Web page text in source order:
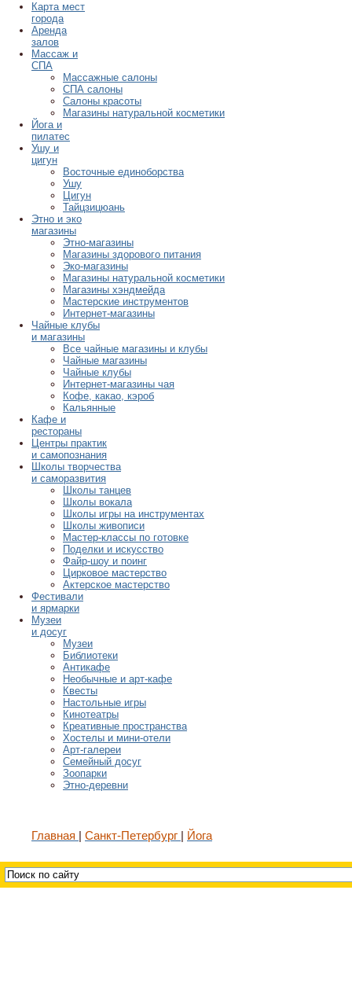
Карта мест
города
Аренда
залов
Массаж и
СПА
Массажные салоны
СПА салоны
Салоны красоты
Магазины натуральной косметики
Йога и
пилатес
Ушу и
цигун
Восточные единоборства
Ушу
Цигун
Тайцзицюань
Этно и эко
магазины
Этно-магазины
Магазины здорового питания
Эко-магазины
Магазины натуральной косметики
Магазины хэндмейда
Мастерские инструментов
Интернет-магазины
Чайные клубы
и магазины
Все чайные магазины и клубы
Чайные магазины
Чайные клубы
Интернет-магазины чая
Кофе, какао, кэроб
Кальянные
Кафе и
рестораны
Центры практик
и самопознания
Школы творчества
и саморазвития
Школы танцев
Школы вокала
Школы игры на инструментах
Школы живописи
Мастер-классы по готовке
Поделки и искусство
Файр-шоу и поинг
Цирковое мастерство
Актерское мастерство
Фестивали
и ярмарки
Музеи
и досуг
Музеи
Библиотеки
Антикафе
Необычные и арт-кафе
Квесты
Настольные игры
Кинотеатры
Креативные пространства
Хостелы и мини-отели
Арт-галереи
Семейный досуг
Зоопарки
Этно-деревни
Главная Санкт-Петербург Йога